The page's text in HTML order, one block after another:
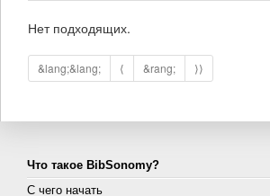
Нет подходящих.
&lang;&lang; ⟨ &rang; ⟩⟩
Что такое BibSonomy?
С чего начать